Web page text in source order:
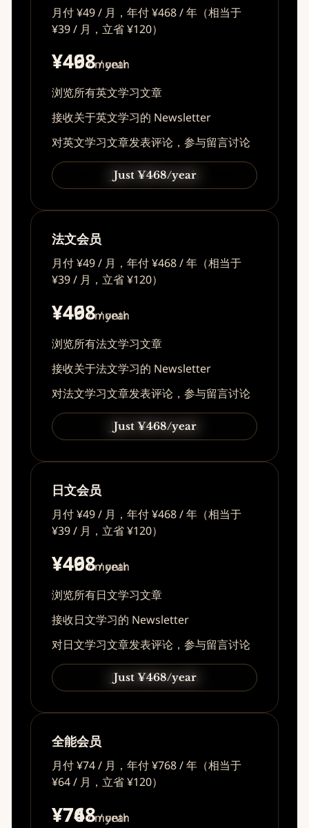
月付 ¥49 / 月，年付 ¥468 / 年（相当于
¥39 / 月，立省 ¥120）
¥49/ month
¥468/ year
浏览所有英文学习文章
接收关于英文学习的 Newsletter
对英文学习文章发表评论，参与留言讨论
Just ¥49/month
Just ¥468/year
法文会员
月付 ¥49 / 月，年付 ¥468 / 年（相当于
¥39 / 月，立省 ¥120）
¥49/ month
¥468/ year
浏览所有法文学习文章
接收关于法文学习的 Newsletter
对法文学习文章发表评论，参与留言讨论
Just ¥49/month
Just ¥468/year
日文会员
月付 ¥49 / 月，年付 ¥468 / 年（相当于
¥39 / 月，立省 ¥120）
¥49/ month
¥468/ year
浏览所有日文学习文章
接收日文学习的 Newsletter
对日文学习文章发表评论，参与留言讨论
Just ¥49/month
Just ¥468/year
全能会员
月付 ¥74 / 月，年付 ¥768 / 年（相当于
¥64 / 月，立省 ¥120）
¥74/ month
¥768/ year